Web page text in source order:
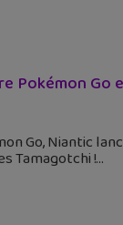
Pokémon Go
Go, Niantic
Tamagotchi !